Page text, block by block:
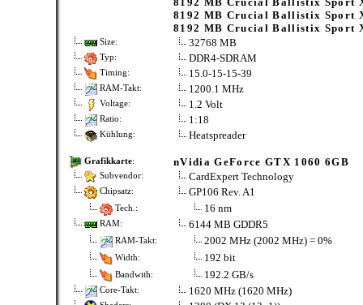
8192 MB Crucial Ballistix Sport
8192 MB Crucial Ballistix Sport
Size: 32768 MB
Typ: DDR4-SDRAM
Timing: 15.0-15-15-39
RAM-Takt: 1200.1 MHz
Voltage: 1.2 Volt
Ratio: 1:18
Kühlung: Heatspreader
Grafikkarte: nVidia GeForce GTX 1060 6GB
Subvendor: CardExpert Technology
Chipsatz: GP106 Rev. A1
Tech.: 16 nm
RAM: 6144 MB GDDR5
RAM-Takt: 2002 MHz (2002 MHz) = 0%
Width: 192 bit
Bandwith: 192.2 GB/s
Core-Takt: 1620 MHz (1620 MHz)